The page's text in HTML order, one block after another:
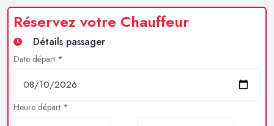
Réservez votre Chauffeur
Détails passager
Date départ *
Heure départ *